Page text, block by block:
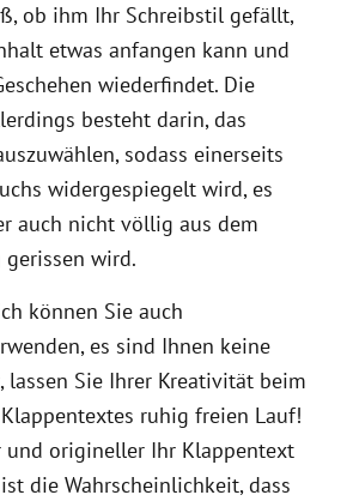
ob ihm Ihr Schreibstil gefällt,
etwas anfangen kann und
wiederfindet. Die
besteht darin, das
sodass einerseits
widergespiegelt wird, es
auch nicht völlig aus dem
wird.
können Sie auch
es sind Ihnen keine
lassen Sie Ihrer Kreativität beim
ruhig freien Lauf!
und origineller Ihr Klappentext
die Wahrscheinlichkeit, dass